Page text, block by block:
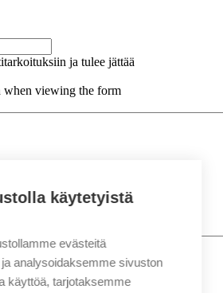
ja tulee jättää
when viewing the form
Etunimi
Sukunimi
käytetyistä
evästeitä
analysoidaksemme sivuston
käyttöä, tarjotaksemme